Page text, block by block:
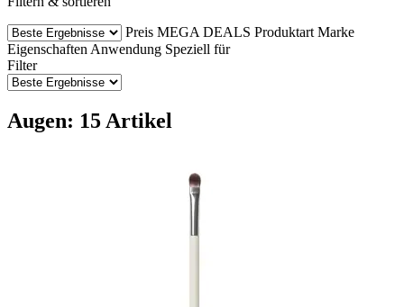
Preis MEGA DEALS Produktart Marke
Eigenschaften Anwendung Speziell für
Filter
Augen: 15 Artikel